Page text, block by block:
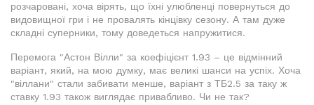
розчаровані, хоча вірять, що їхні улюбленці повернуться до
видовищної гри і не провалять кінцівку сезону. А там дуже
складні суперники, тому доведеться напружитися.
Перемога "Астон Вілли" за коефіцієнт 1.93 – це відмінний
варіант, який, на мою думку, має великі шанси на успіх. Хоча
"віллани" стали забивати менше, варіант з ТБ2.5 за таку ж
ставку 1.93 також виглядає привабливо. Чи не так?